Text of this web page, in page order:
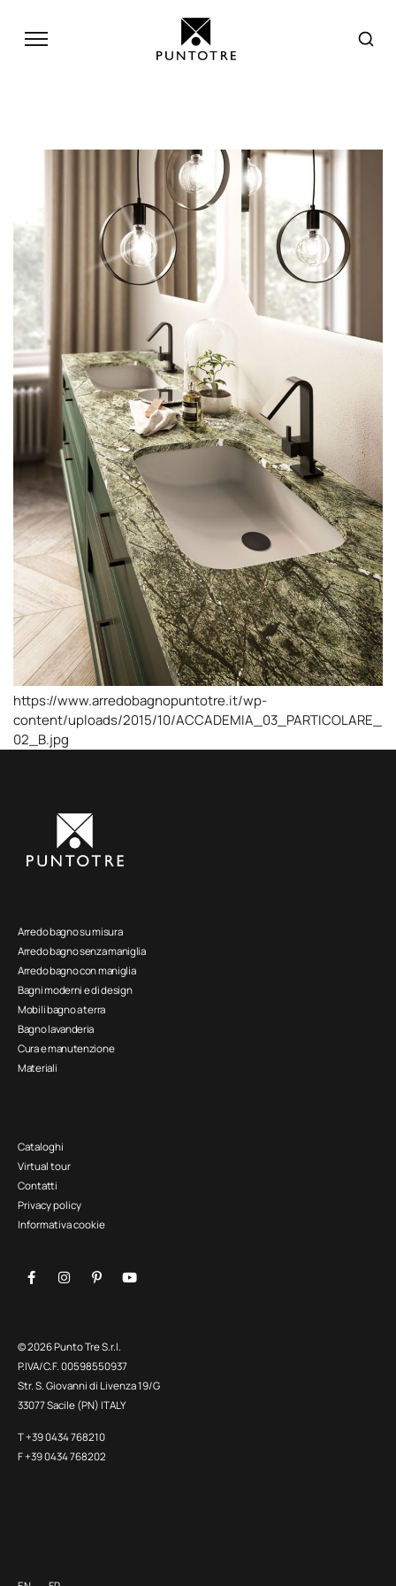
https://www.arredobagnopuntotre.it/wp-
content/uploads/2015/10/ACCADEMIA_03_PARTICOLARE_
02_B.jpg
Arredo bagno su misura
Arredo bagno senza maniglia
Arredo bagno con maniglia
Bagni moderni e di design
Mobili bagno a terra
Bagno lavanderia
Cura e manutenzione
Materiali
Cataloghi
Virtual tour
Contatti
Privacy policy
Informativa cookie
© 2026 Punto Tre S.r.l.
P.IVA/C.F. 00598550937
Str. S. Giovanni di Livenza 19/G
33077 Sacile (PN) ITALY
T +39 0434 768210
F +39 0434 768202